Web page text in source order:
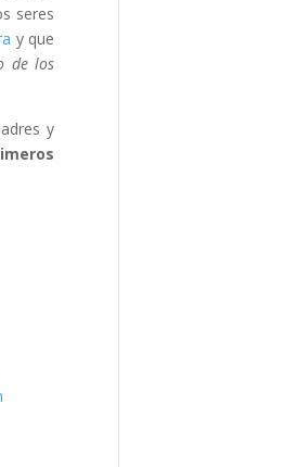
seres
y que
de los
y